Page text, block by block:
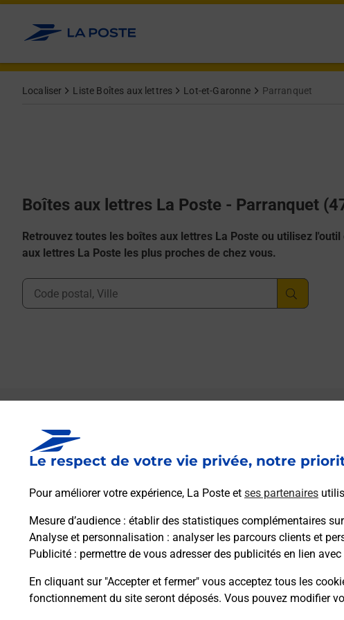
Le respect de votre vie privée, notre
Pour améliorer votre expérience, La Poste et ses partenaires
Mesure d’audience : établir des statistiques complémentaires
Analyse et personnalisation : analyser les parcours clients et
Publicité : permettre de vous adresser des publicités en lien
En cliquant sur "Accepter et fermer" vous acceptez tous les
fonctionnement du site seront déposés. Vous pouvez modifier
Allez au contenu
Localiser Liste Boîtes aux lettres Lot-et-Garonne Parranquet
Boîtes aux lettres La Poste - Parranquet
Retrouvez toutes les boîtes aux lettres La Poste ou utilisez
aux lettres La Poste les plus proches de chez vous.
Ville, Département, Code Postal
Boîte aux Lettres La Poste
Prochaine collecte du courrier vendredià
47210 Parranquet
Itinéraire